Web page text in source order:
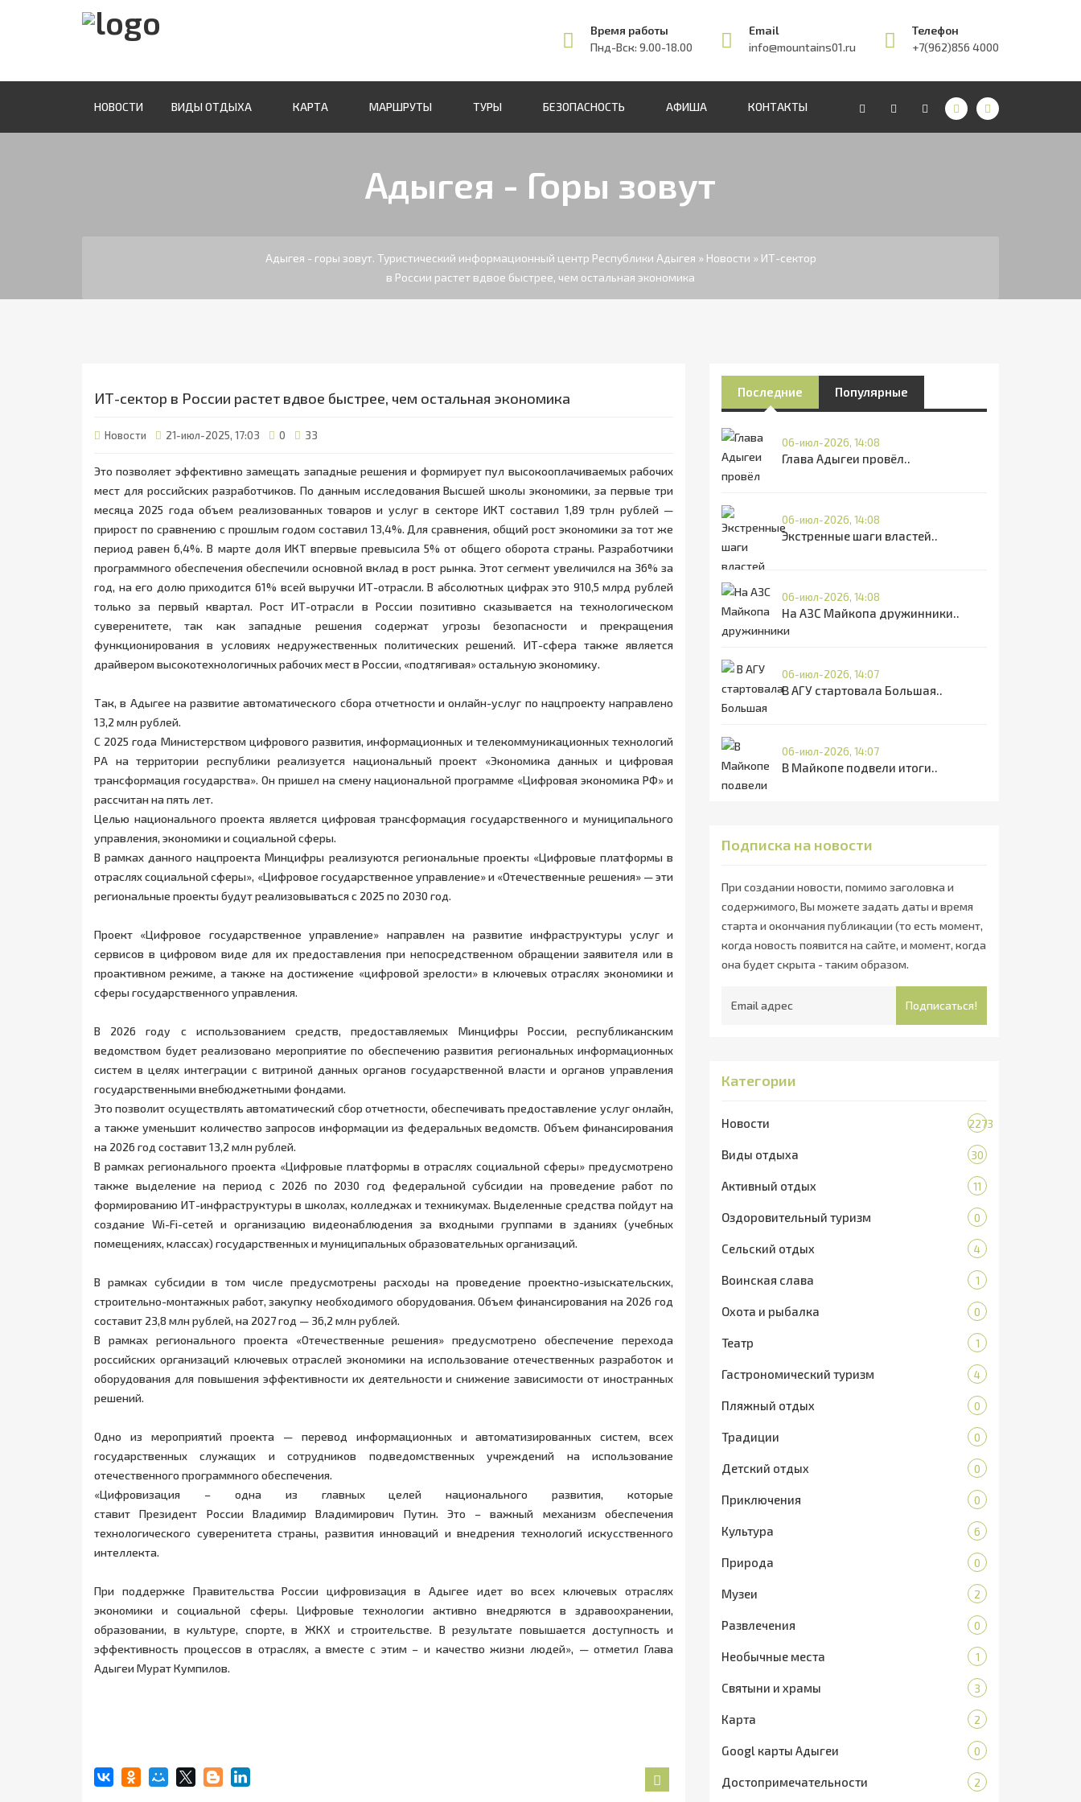
Время работы
Пнд-Вск: 9.00-18.00
Email
info@mountains01.ru
Телефон
+7(962)856 4000
НОВОСТИ ВИДЫ ОТДЫХА КАРТА МАРШРУТЫ ТУРЫ БЕЗОПАСНОСТЬ АФИША КОНТАКТЫ
Адыгея - Горы зовут
Адыгея - горы зовут. Туристический информационный центр Республики Адыгея » Новости » ИТ-сектор
в России растет вдвое быстрее, чем остальная экономика
ИТ-сектор в России растет вдвое быстрее, чем остальная экономика
Новости 21-июл-2025, 17:03 0 33
Это позволяет эффективно замещать западные решения и формирует пул высокооплачиваемых рабочих
мест для российских разработчиков. По данным исследования Высшей школы экономики, за первые три
месяца 2025 года объем реализованных товаров и услуг в секторе ИКТ составил 1,89 трлн рублей —
прирост по сравнению с прошлым годом составил 13,4%. Для сравнения, общий рост экономики за тот же
период равен 6,4%. В марте доля ИКТ впервые превысила 5% от общего оборота страны. Разработчики
программного обеспечения обеспечили основной вклад в рост рынка. Этот сегмент увеличился на 36% за
год, на его долю приходится 61% всей выручки ИТ-отрасли. В абсолютных цифрах это 910,5 млрд рублей
только за первый квартал. Рост ИТ-отрасли в России позитивно сказывается на технологическом
суверенитете, так как западные решения содержат угрозы безопасности и прекращения
функционирования в условиях недружественных политических решений. ИТ-сфера также является
драйвером высокотехнологичных рабочих мест в России, «подтягивая» остальную экономику.
Так, в Адыгее на развитие автоматического сбора отчетности и онлайн-услуг по нацпроекту направлено
13,2 млн рублей.
С 2025 года Министерством цифрового развития, информационных и телекоммуникационных технологий
РА на территории республики реализуется национальный проект «Экономика данных и цифровая
трансформация государства». Он пришел на смену национальной программе «Цифровая экономика РФ» и
рассчитан на пять лет.
Целью национального проекта является цифровая трансформация государственного и муниципального
управления, экономики и социальной сферы.
В рамках данного нацпроекта Минцифры реализуются региональные проекты «Цифровые платформы в
отраслях социальной сферы», «Цифровое государственное управление» и «Отечественные решения» — эти
региональные проекты будут реализовываться с 2025 по 2030 год.
Проект «Цифровое государственное управление» направлен на развитие инфраструктуры услуг и
сервисов в цифровом виде для их предоставления при непосредственном обращении заявителя или в
проактивном режиме, а также на достижение «цифровой зрелости» в ключевых отраслях экономики и
сферы государственного управления.
В 2026 году с использованием средств, предоставляемых Минцифры России, республиканским
ведомством будет реализовано мероприятие по обеспечению развития региональных информационных
систем в целях интеграции с витриной данных органов государственной власти и органов управления
государственными внебюджетными фондами.
Это позволит осуществлять автоматический сбор отчетности, обеспечивать предоставление услуг онлайн,
а также уменьшит количество запросов информации из федеральных ведомств. Объем финансирования
на 2026 год составит 13,2 млн рублей.
В рамках регионального проекта «Цифровые платформы в отраслях социальной сферы» предусмотрено
также выделение на период с 2026 по 2030 год федеральной субсидии на проведение работ по
формированию ИТ-инфраструктуры в школах, колледжах и техникумах. Выделенные средства пойдут на
создание Wi-Fi-сетей и организацию видео­наблюдения за входными группами в зданиях (учебных
помещениях, классах) государственных и муниципальных образовательных организаций.
В рамках субсидии в том числе предусмотрены расходы на проведение проектно-изыскательских,
строительно-монтажных работ, закупку необходимого оборудования. Объем финансирования на 2026 год
составит 23,8 млн рублей, на 2027 год — 36,2 млн рублей.
В рамках регионального проекта «Отечественные решения» предусмотрено обеспечение перехода
российских организаций ключевых отраслей экономики на использование отечественных разработок и
оборудования для повышения эффективности их деятельности и снижение зависимости от иностранных
решений.
Одно из мероприятий проекта — перевод информационных и автоматизированных систем, всех
государственных служащих и сотрудников подведомственных учреждений на использование
отечественного программного обеспечения.
«Цифровизация – одна из главных целей национального развития, которые
ставит Президент России Владимир Владимирович Путин. Это – важный механизм обеспечения
технологического суверенитета страны, развития инноваций и внедрения технологий искусственного
интеллекта.
При поддержке Правительства России цифровизация в Адыгее идет во всех ключевых отраслях
экономики и социальной сферы. Цифровые технологии активно внедряются в здравоохранении,
образовании, в культуре, спорте, в ЖКХ и строительстве. В результате повышается доступность и
эффективность процессов в отраслях, а вместе с этим – и качество жизни людей», — отметил Глава
Адыгеи Мурат Кумпилов.
Последние Популярные
06-июл-2026, 14:08
Глава Адыгеи провёл..
06-июл-2026, 14:08
Экстренные шаги властей..
06-июл-2026, 14:08
На АЗС Майкопа дружинники..
06-июл-2026, 14:07
В АГУ стартовала Большая..
06-июл-2026, 14:07
В Майкопе подвели итоги..
Подписка на новости
При создании новости, помимо заголовка и
содержимого, Вы можете задать даты и время
старта и окончания публикации (то есть момент,
когда новость появится на сайте, и момент, когда
она будет скрыта - таким образом.
Подписаться!
Категории
Новости 2273
Виды отдыха 30
Активный отдых 11
Оздоровительный туризм 0
Сельский отдых 4
Воинская слава 1
Охота и рыбалка 0
Театр 1
Гастрономический туризм 4
Пляжный отдых 0
Традиции 0
Детский отдых 0
Приключения 0
Культура 6
Природа 0
Музеи 2
Развлечения 0
Необычные места 1
Святыни и храмы 3
Карта 2
Googl карты Адыгеи 0
Достопримечательности 2